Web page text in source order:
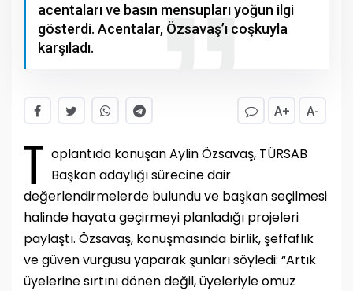
acentaları ve basın mensupları yoğun ilgi
gösterdi. Acentalar, Özsavaş’ı coşkuyla
karşıladı.
A+ A-
T oplantıda konuşan Aylin Özsavaş, TÜRSAB
Başkan adaylığı sürecine dair
değerlendirmelerde bulundu ve başkan seçilmesi
halinde hayata geçirmeyi planladığı projeleri
paylaştı. Özsavaş, konuşmasında birlik, şeffaflık
ve güven vurgusu yaparak şunları söyledi: “Artık
üyelerine sırtını dönen değil, üyeleriyle omuz